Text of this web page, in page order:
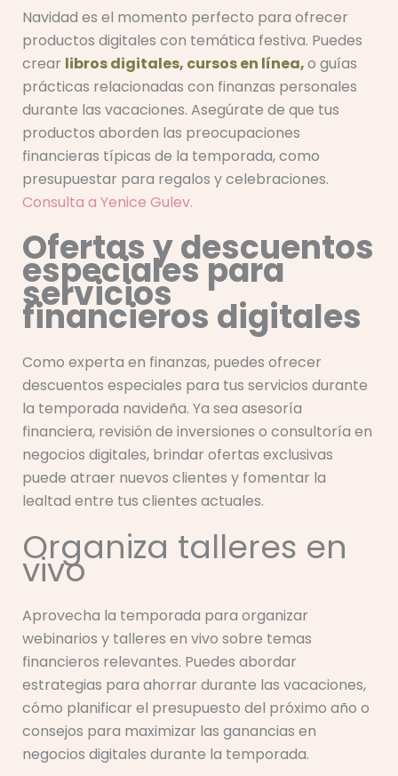
Navidad es el momento perfecto para ofrecer
productos digitales con temática festiva. Puedes
crear libros digitales, cursos en línea,o guías
prácticas relacionadas con finanzas personales
durante las vacaciones. Asegúrate de que tus
productos aborden las preocupaciones
financieras típicas de la temporada, como
presupuestar para regalos y celebraciones.
Consulta a Yenice Gulev.
Ofertas y descuentos
especiales para
servicios
financieros digitales
Como experta en finanzas, puedes ofrecer
descuentos especiales para tus servicios durante
la temporada navideña. Ya sea asesoría
financiera, revisión de inversiones o consultoría en
negocios digitales, brindar ofertas exclusivas
puede atraer nuevos clientes y fomentar la
lealtad entre tus clientes actuales.
Organiza talleres en
vivo
Aprovecha la temporada para organizar
webinarios y talleres en vivo sobre temas
financieros relevantes. Puedes abordar
estrategias para ahorrar durante las vacaciones,
cómo planificar el presupuesto del próximo año o
consejos para maximizar las ganancias en
negocios digitales durante la temporada.